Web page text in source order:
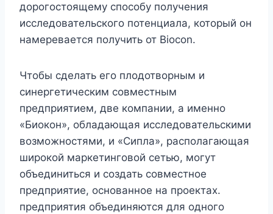
дорогостоящему способу получения
исследовательского потенциала, который он
намеревается получить от Biocon.
Чтобы сделать его плодотворным и
синергетическим совместным
предприятием, две компании, а именно
«Биокон», обладающая исследовательскими
возможностями, и «Сипла», располагающая
широкой маркетинговой сетью, могут
объединиться и создать совместное
предприятие, основанное на проектах.
предприятия объединяются для одного